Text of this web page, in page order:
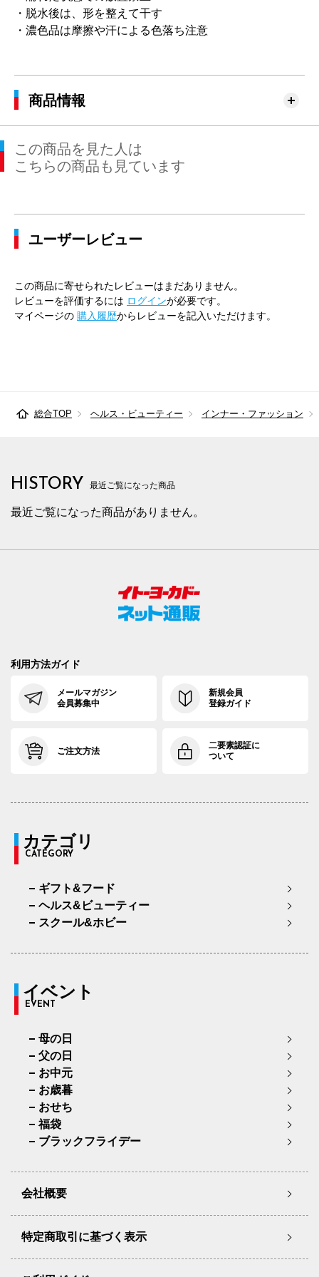
・脱水後は、形を整えて干す
・濃色品は摩擦や汗による色落ち注意
商品情報
この商品を見た人は
こちらの商品も見ています
ユーザーレビュー
この商品に寄せられたレビューはまだありません。
レビューを評価するには ログインが必要です。
マイページの 購入履歴からレビューを記入いただけます。
総合TOP ヘルス・ビューティー インナー・ファッション
HISTORY 最近ご覧になった商品
最近ご覧になった商品がありません。
利用方法ガイド
メールマガジン
会員募集中
新規会員
登録ガイド
ご注文方法
二要素認証に
ついて
カテゴリ
CATEGORY
ギフト&フード
ヘルス&ビューティー
スクール&ホビー
イベント
EVENT
母の日
父の日
お中元
お歳暮
おせち
福袋
ブラックフライデー
会社概要
特定商取引に基づく表示